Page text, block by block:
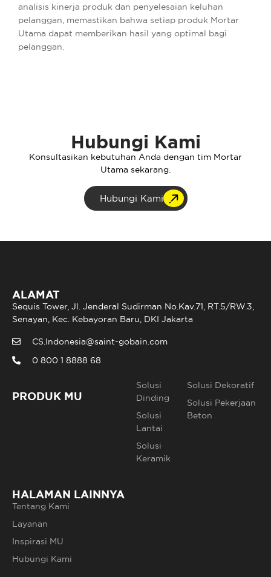
analisis kinerja produk dan penyelesaian keluhan
pelanggan, memastikan bahwa setiap produk Mortar
Utama dapat memberikan hasil yang optimal bagi
pelanggan.
Hubungi Kami
Konsultasikan kebutuhan Anda dengan tim Mortar
Utama sekarang.
Hubungi Kami
ALAMAT
Sequis Tower, Jl. Jenderal Sudirman No.Kav.71, RT.5/RW.3,
Senayan, Kec. Kebayoran Baru, DKI Jakarta
CS.Indonesia@saint-gobain.com
0 800 1 8888 68
PRODUK MU
Solusi
Dinding
Solusi
Lantai
Solusi
Keramik
Solusi Dekoratif
Solusi Pekerjaan
Beton
HALAMAN LAINNYA
Tentang Kami
Layanan
Inspirasi MU
Hubungi Kami